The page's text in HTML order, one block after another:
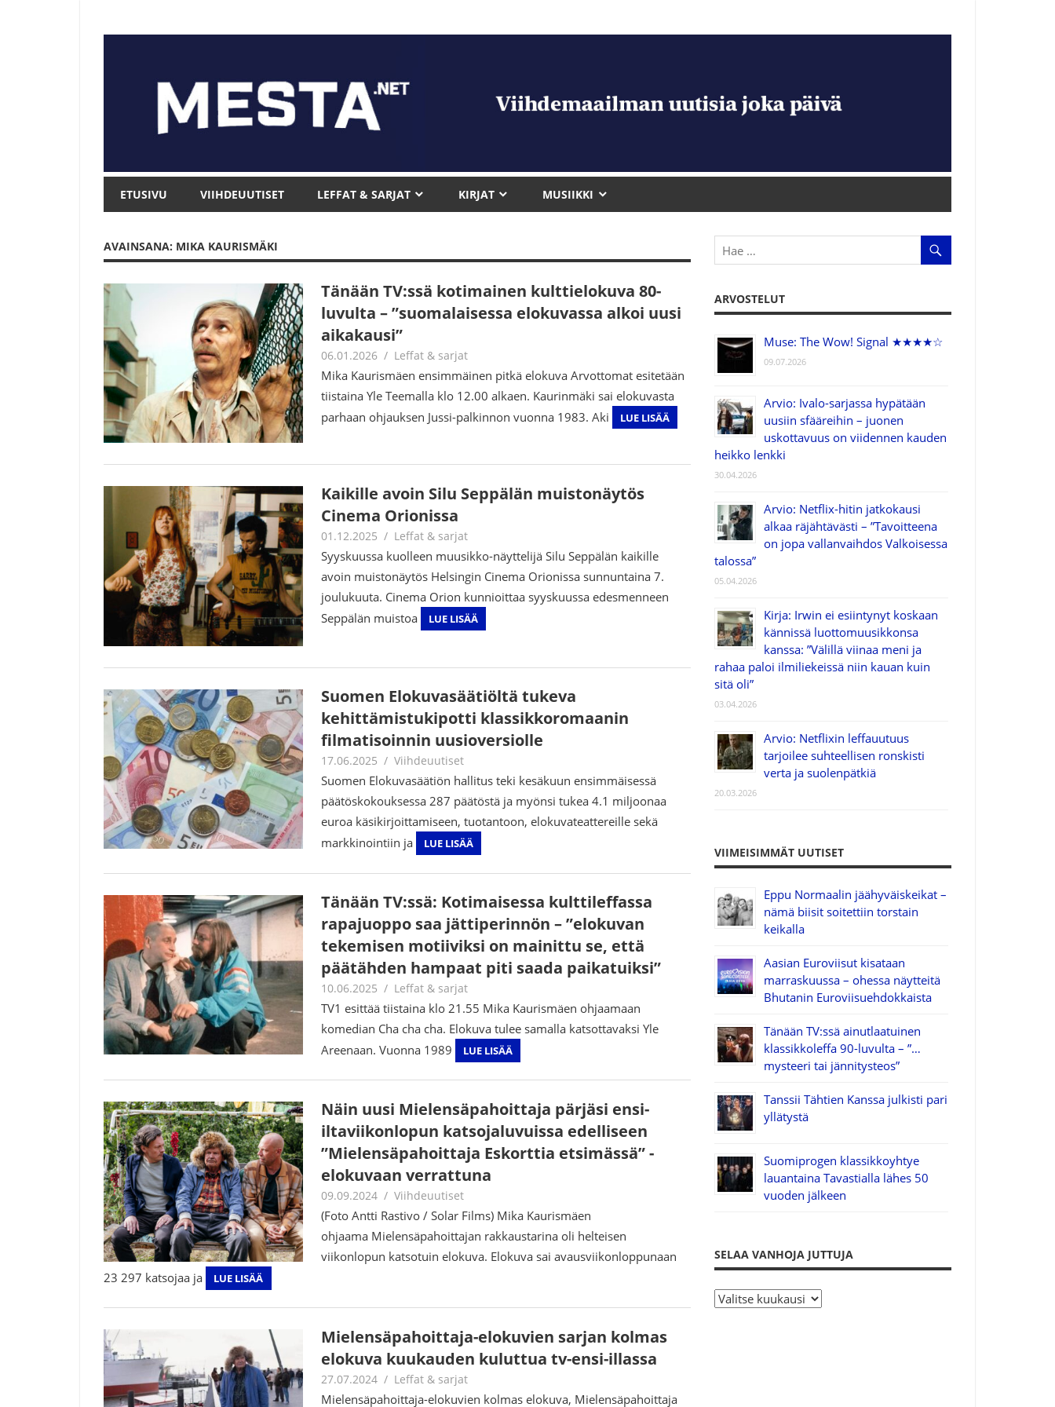
Mesta.net
ETUSIVU VIIHDEUUTISET LEFFAT & SARJAT KIRJAT MUSIIKKI
AVAINSANA: MIKA KAURISMÄKI
Tänään TV:ssä kotimainen kulttielokuva 80-
luvulta – ”suomalaisessa elokuvassa alkoi uusi
aikakausi”
06.01.2026 Jouni Hirn
Leffat & sarjat
Mika Kaurismäen ensimmäinen pitkä elokuva Arvottomat esitetään
tiistaina Yle Teemalla klo 12.00 alkaen. Kaurinmäki sai elokuvasta
parhaan ohjauksen Jussi-palkinnon vuonna 1983. Aki
LUE LISÄÄ
Kaikille avoin Silu Seppälän muistonäytös
Cinema Orionissa
01.12.2025 Juha Kaunisto
Leffat & sarjat
Syyskuussa kuolleen muusikko-näyttelijä Silu Seppälän kaikille
avoin muistonäytös Helsingin Cinema Orionissa sunnuntaina 7.
joulukuuta. Cinema Orion kunnioittaa syyskuussa edesmenneen
Seppälän muistoa
LUE LISÄÄ
Suomen Elokuvasäätiöltä tukeva
kehittämistukipotti klassikkoromaanin
filmatisoinnin uusioversiolle
17.06.2025 Juha Kaunisto
Viihdeuutiset
Suomen Elokuvasäätiön hallitus teki kesäkuun ensimmäisessä
päätöskokouksessa 287 päätöstä ja myönsi tukea 4.1 miljoonaa
euroa käsikirjoittamiseen, tuotantoon, elokuvateattereille sekä
markkinointiin ja
LUE LISÄÄ
Tänään TV:ssä: Kotimaisessa kulttileffassa
rapajuoppo saa jättiperinnön – ”elokuvan
tekemisen motiiviksi on mainittu se, että
päätähden hampaat piti saada paikatuiksi”
10.06.2025 Jouni Hirn
Leffat & sarjat
TV1 esittää tiistaina klo 21.55 Mika Kaurismäen ohjaamaan
komedian Cha cha cha. Elokuva tulee samalla katsottavaksi Yle
Areenaan. Vuonna 1989
LUE LISÄÄ
Näin uusi Mielensäpahoittaja pärjäsi ensi-
iltaviikonlopun katsojaluvuissa edelliseen
”Mielensäpahoittaja Eskorttia etsimässä” -
elokuvaan verrattuna
09.09.2024 Juha Kaunisto
Viihdeuutiset
(Foto Antti Rastivo / Solar Films) Mika Kaurismäen
ohjaama Mielensäpahoittajan rakkaustarina oli helteisen
viikonlopun katsotuin elokuva. Elokuva sai avausviikonloppunaan
23 297 katsojaa ja
LUE LISÄÄ
Mielensäpahoittaja-elokuvien sarjan kolmas
elokuva kuukauden kuluttua tv-ensi-illassa
27.07.2024 Juha Kaunisto
Leffat & sarjat
Mielensäpahoittaja-elokuvien kolmas elokuva, Mielensäpahoittaja
ARVOSTELUT
Muse: The Wow! Signal ★★★★☆
09.07.2026
Arvio: Ivalo-sarjassa hypätään
uusiin sfääreihin – juonen
uskottavuus on viidennen kauden
heikko lenkki
30.04.2026
Arvio: Netflix-hitin jatkokausi
alkaa räjähtävästi – ”Tavoitteena
on jopa vallanvaihdos Valkoisessa
talossa”
05.04.2026
Kirja: Irwin ei esiintynyt koskaan
kännissä luottomuusikkonsa
kanssa: ”Välillä viinaa meni ja
rahaa paloi ilmiliekeissä niin kauan kuin
sitä oli”
03.04.2026
Arvio: Netflixin leffauutuus
tarjoilee suhteellisen ronskisti
verta ja suolenpätkiä
20.03.2026
VIIMEISIMMÄT UUTISET
Eppu Normaalin jäähyväiskeikat –
nämä biisit soitettiin torstain
keikalla
Aasian Euroviisut kisataan
marraskuussa – ohessa näytteitä
Bhutanin Euroviisuehdokkaista
Tänään TV:ssä ainutlaatuinen
klassikkoleffa 90-luvulta – ”…
mysteeri tai jännitysteos”
Tanssii Tähtien Kanssa julkisti pari
yllätystä
Suomiprogen klassikkoyhtye
lauantaina Tavastialla lähes 50
vuoden jälkeen
SELAA VANHOJA JUTTUJA
S